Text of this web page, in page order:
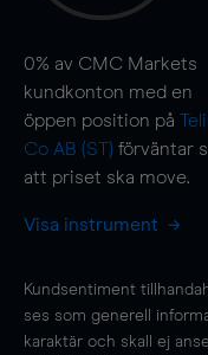
0% av CMC Markets
kundkonton med en
öppen position på
Co AB (ST) förväntar
att priset ska move.
Visa instrument
Kundsentiment
ses som generell
karaktär och skall ej